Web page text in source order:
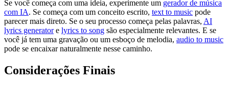
Se você começa com uma ideia, experimente um gerador de música
com IA. Se começa com um conceito escrito, text to music pode
parecer mais direto. Se o seu processo começa pelas palavras, AI
lyrics generatore lyrics to song são especialmente relevantes. E se
você já tem uma gravação ou um esboço de melodia, audio to music
pode se encaixar naturalmente nesse caminho.
Considerações Finais